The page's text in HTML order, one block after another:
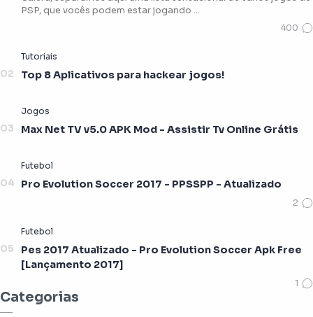
PSP, que vocês podem estar jogando …
Top 8 Aplicativos para hackear jogos!
Max Net TV v5.0 APK Mod - Assistir Tv Online Grátis
Pro Evolution Soccer 2017 - PPSSPP - Atualizado
Pes 2017 Atualizado - Pro Evolution Soccer Apk Free
[Lançamento 2017]
Categorias